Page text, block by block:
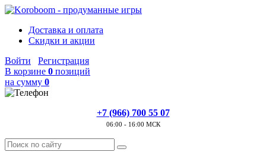
Доставка и оплата
Скидки и акции
Войти
Регистрация
В корзине 0 позиций
на сумму 0
+7 (966) 700 55 07
06:00 - 16:00 МСК